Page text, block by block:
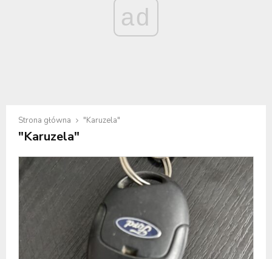
ad
Strona główna "Karuzela"
"Karuzela"